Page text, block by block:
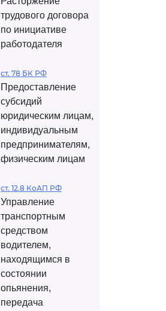
трудового договора
по инициативе
работодателя
ст. 78 БК РФ
Предоставление
субсидий
юридическим лицам,
индивидуальным
предпринимателям,
физическим лицам
ст. 12.8 КоАП РФ
Управление
транспортным
средством
водителем,
находящимся в
состоянии
опьянения,
передача